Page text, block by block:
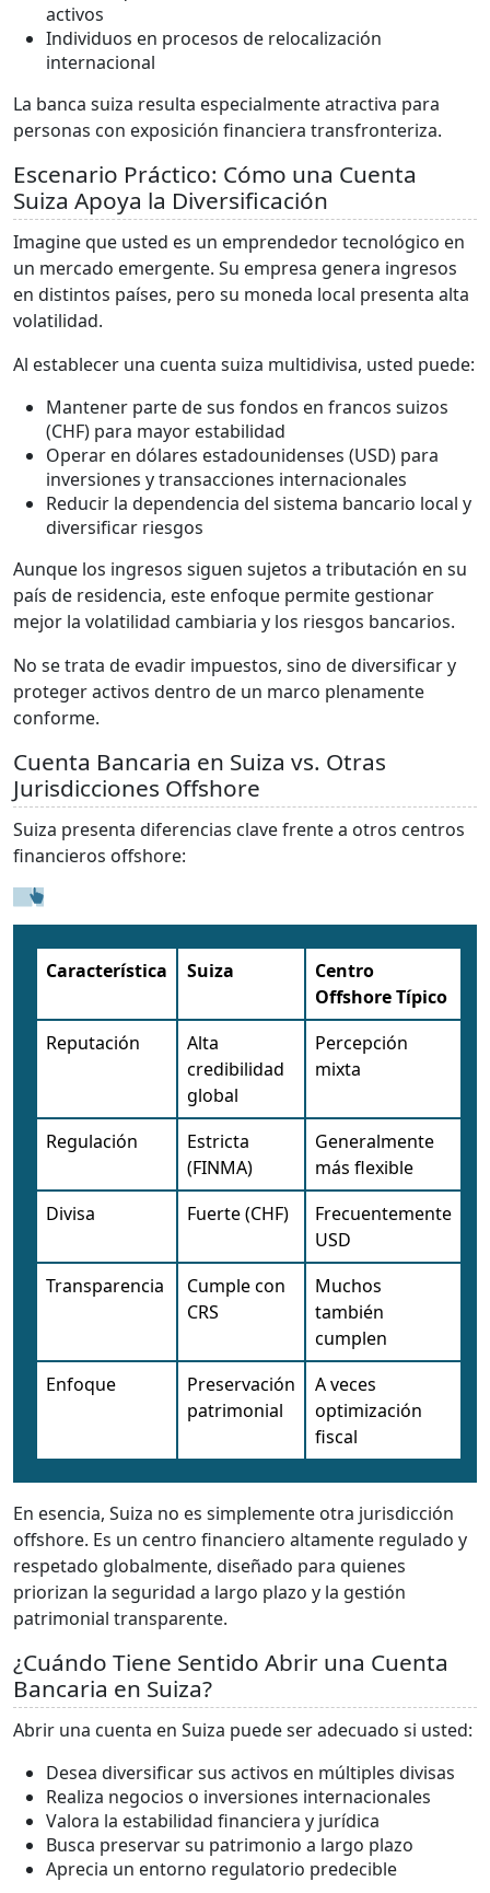
activos
Individuos en procesos de relocalización
internacional
La banca suiza resulta especialmente atractiva para
personas con exposición financiera transfronteriza.
Escenario Práctico: Cómo una Cuenta
Suiza Apoya la Diversificación
Imagine que usted es un emprendedor tecnológico en
un mercado emergente. Su empresa genera ingresos
en distintos países, pero su moneda local presenta alta
volatilidad.
Al establecer una cuenta suiza multidivisa, usted puede:
Mantener parte de sus fondos en francos suizos
(CHF) para mayor estabilidad
Operar en dólares estadounidenses (USD) para
inversiones y transacciones internacionales
Reducir la dependencia del sistema bancario local y
diversificar riesgos
Aunque los ingresos siguen sujetos a tributación en su
país de residencia, este enfoque permite gestionar
mejor la volatilidad cambiaria y los riesgos bancarios.
No se trata de evadir impuestos, sino de diversificar y
proteger activos dentro de un marco plenamente
conforme.
Cuenta Bancaria en Suiza vs. Otras
Jurisdicciones Offshore
Suiza presenta diferencias clave frente a otros centros
financieros offshore:
Característica Suiza
Centro
Offshore Típico
Reputación
Alta
credibilidad
global
Percepción
mixta
Regulación
Estricta
(FINMA)
Generalmente
más flexible
Divisa
Fuerte (CHF)
Frecuentemente
USD
Transparencia
Cumple con
CRS
Muchos
también
cumplen
Enfoque
Preservación
patrimonial
A veces
optimización
fiscal
En esencia, Suiza no es simplemente otra jurisdicción
offshore. Es un centro financiero altamente regulado y
respetado globalmente, diseñado para quienes
priorizan la seguridad a largo plazo y la gestión
patrimonial transparente.
¿Cuándo Tiene Sentido Abrir una Cuenta
Bancaria en Suiza?
Abrir una cuenta en Suiza puede ser adecuado si usted:
Desea diversificar sus activos en múltiples divisas
Realiza negocios o inversiones internacionales
Valora la estabilidad financiera y jurídica
Busca preservar su patrimonio a largo plazo
Aprecia un entorno regulatorio predecible